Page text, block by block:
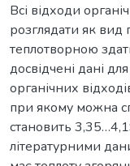
Всі відходи
розглядати як
теплотворною
досвідчені дані
органічних
при якому можна
становить
літературними